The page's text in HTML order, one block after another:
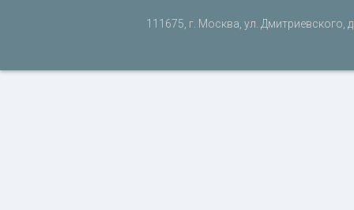
111675, г. Москва, ул. Дмитриевского,